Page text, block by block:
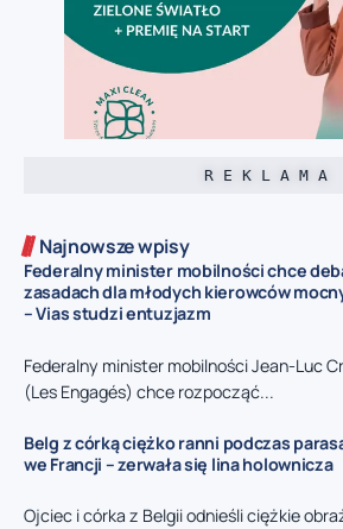
R E K L A M A
Najnowsze wpisy
Federalny minister mobilności chce
zasadach dla młodych kierowców
– Vias studzi entuzjazm
Federalny minister mobilności Jean-Luc
(Les Engagés) chce rozpocząć...
Belg z córką ciężko ranni podczas
we Francji – zerwała się lina holownicza
Ojciec i córka z Belgii odnieśli ciężkie